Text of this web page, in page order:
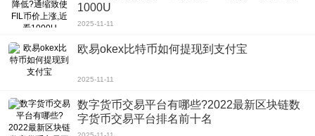
1000U
2025-11-11
欧易okex比特币如何提现到支付宝
2025-11-11
数字货币交易平台有哪些?2022最新区块链数
字货币交易平台排名前十名